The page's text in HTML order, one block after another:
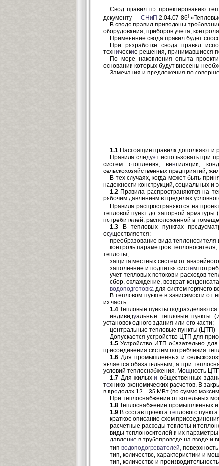
Свод правил по проектированию
документу — СНиП 2.04.07-86(
В своде правил приведены
оборудования, приборов учета,
Применение свода правил будет
При разработке свода правил
технические решения, принимавшиеся
По мере накопления опыта
основании которых будут внесены
Замечания и предложения по
1.1 Настоящие правила дополняют и
Правила следует использовать при
систем отопления, вентиляции,
сельскохозяйственных предприятий,
В тех случаях, когда может быть
надежности конструкций, социальных и
1.2 Правила распространяются на
рабочим давлением в пределах
Правила распространяются на
тепловой пункт до запорной арматуры
потребителей, расположенной в
1.3 В тепловых пунктах
осуществляется:
преобразование вида теплоносителя
контроль параметров
теплоты;
защита местных систем от
заполнение и подпитка систем
учет тепловых потоков и расходов
сбор, охлаждение, возврат
водоподготовка для систем горячего
В тепловом пункте в зависимости от
их часть.
1.4 Тепловые пункты подразделяются
индивидуальные тепловые пункты
установок одного здания или его части;
центральные тепловые пункты (ЦТП)
Допускается устройство ЦТП для
1.5 Устройство ИТП обязательно для
присоединения систем потребления
1.6 Для промышленных и
является обязательным, а при
условий теплоснабжения. Мощность
1.7 Для жилыхи общественных
технико-экономических расчетов. В
в пределах 12—35 МВт (по сумме мак
При теплоснабжении от котельных
1.8 Теплоснабжение промышленных и
1.9 В состав проекта теплового
краткое описание схем
расчетные расходы теплоты и
виды теплоносителей и их
давление в трубопроводе на вводе и
тип водоподогревателей,
тип, количество, характеристики и
тип, количество и